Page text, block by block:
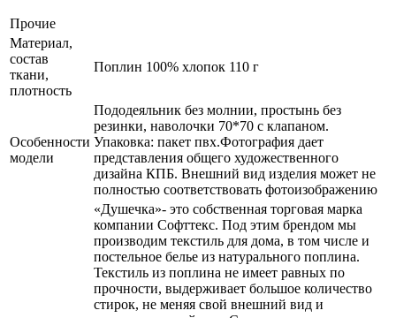
Прочие
Материал,
состав
ткани,
плотность
Поплин 100% хлопок 110 г
Особенности
модели
Пододеяльник без молнии, простынь без
резинки, наволочки 70*70 с клапаном.
Упаковка: пакет пвх.Фотография дает
представления общего художественного
дизайна КПБ. Внешний вид изделия может не
полностью соответствовать фотоизображению
«Душечка»- это собственная торговая марка
компании Софттекс. Под этим брендом мы
производим текстиль для дома, в том числе и
постельное белье из натурального поплина.
Текстиль из поплина не имеет равных по
прочности, выдерживает большое количество
стирок, не меняя свой внешний вид и